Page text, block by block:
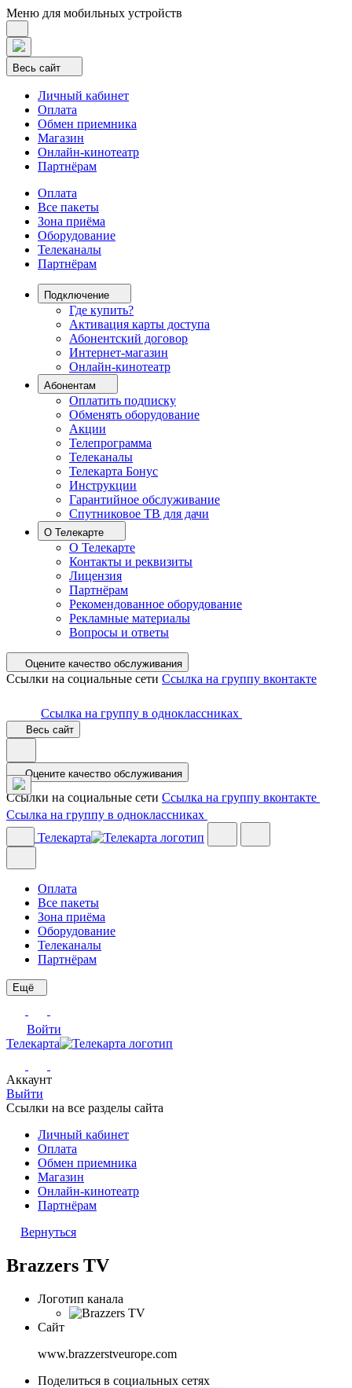
Меню для мобильных устройств
Весь сайт
Личный кабинет
Оплата
Обмен приемника
Магазин
Онлайн-кинотеатр
Партнёрам
Оплата
Все пакеты
Зона приёма
Оборудование
Телеканалы
Партнёрам
Подключение
Где купить?
Активация карты доступа
Абонентский договор
Интернет-магазин
Онлайн-кинотеатр
Абонентам
Оплатить подписку
Обменять оборудование
Акции
Телепрограмма
Телеканалы
Телекарта Бонус
Инструкции
Гарантийное обслуживание
Спутниковое ТВ для дачи
О Телекарте
О Телекарте
Контакты и реквизиты
Лицензия
Партнёрам
Рекомендованное оборудование
Рекламные материалы
Вопросы и ответы
Оцените качество обслуживания
Ссылки на социальные сети Ссылка на группу вконтакте
Ссылка на группу в одноклассниках
Весь сайт
Оцените качество обслуживания
Ссылки на социальные сети Ссылка на группу вконтакте
Ссылка на группу в одноклассниках
Телекарта
Оплата
Все пакеты
Зона приёма
Оборудование
Телеканалы
Партнёрам
Ещё
Войти
Телекарта
Аккаунт
Выйти
Ссылки на все разделы сайта
Личный кабинет
Оплата
Обмен приемника
Магазин
Онлайн-кинотеатр
Партнёрам
Вернуться
Brazzers TV
Логотип канала
Сайт
www.brazzerstveurope.com
Поделиться в социальных сетях